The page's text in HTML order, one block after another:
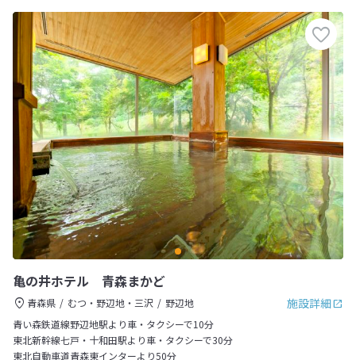
亀の井ホテル 青森まかど
施設詳細
青森県 むつ・野辺地・三沢
野辺地
青い森鉄道線野辺地駅より車・タクシーで10分
東北新幹線七戸・十和田駅より車・タクシーで30分
東北自動車道青森東インターより50分